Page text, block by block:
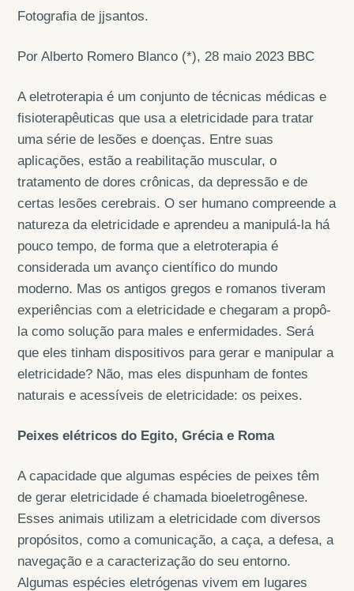
Fotografia de jjsantos.
Por Alberto Romero Blanco (*), 28 maio 2023 BBC
A eletroterapia é um conjunto de técnicas médicas e
fisioterapêuticas que usa a eletricidade para tratar
uma série de lesões e doenças. Entre suas
aplicações, estão a reabilitação muscular, o
tratamento de dores crônicas, da depressão e de
certas lesões cerebrais. O ser humano compreende a
natureza da eletricidade e aprendeu a manipulá-la há
pouco tempo, de forma que a eletroterapia é
considerada um avanço científico do mundo
moderno. Mas os antigos gregos e romanos tiveram
experiências com a eletricidade e chegaram a propô-
la como solução para males e enfermidades. Será
que eles tinham dispositivos para gerar e manipular a
eletricidade? Não, mas eles dispunham de fontes
naturais e acessíveis de eletricidade: os peixes.
Peixes elétricos do Egito, Grécia e Roma
A capacidade que algumas espécies de peixes têm
de gerar eletricidade é chamada bioeletrogênese.
Esses animais utilizam a eletricidade com diversos
propósitos, como a comunicação, a caça, a defesa, a
navegação e a caracterização do seu entorno.
Algumas espécies eletrógenas vivem em lugares